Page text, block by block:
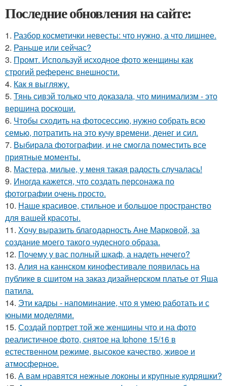
Последние обновления на сайте:
1. Разбор косметички невесты: что нужно, а что лишнее.
2. Раньше или сейчас?
3. Промт. Используй исходное фото женщины как
строгий референс внешности.
4. Как я выгляжу.
5. Тянь сивэй только что доказала, что минимализм - это
вершина роскоши.
6. Чтобы сходить на фотосессию, нужно собрать всю
семью, потратить на это кучу времени, денег и сил.
7. Выбирала фотографии, и не смогла поместить все
приятные моменты.
8. Мастера, милые, у меня такая радость случалась!
9. Иногда кажется, что создать персонажа по
фотографии очень просто.
10. Наше красивое, стильное и большое пространство
для вашей красоты.
11. Хочу выразить благодарность Ане Марковой, за
создание моего такого чудесного образа.
12. Почему у вас полный шкаф, а надеть нечего?
13. Алия на каннском кинофестивале появилась на
публике в сшитом на заказ дизайнерском платье от Яша
патила.
14. Эти кадры - напоминание, что я умею работать и с
юными моделями.
15. Создай портрет той же женщины что и на фото
реалистичное фото, снятое на Iphone 15/16 в
естественном режиме, высокое качество, живое и
атмосферное.
16. А вам нравятся нежные локоны и крупные кудряшки?